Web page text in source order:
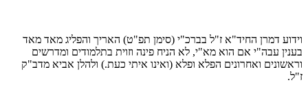
וידוע דמרן החיד"א ז"ל בברכ"י (סימן תפ"ט) האריך והפליג מאד מאד
בענין עבה"י אם הוא מא"י, לא הניח פינה וזוית בתלמודים ומדרשים
וראשונים ואחרונים הפלא ופלא (ואינו איתי כעת.) ולהלן אביא מדב"ק
ז"ל.